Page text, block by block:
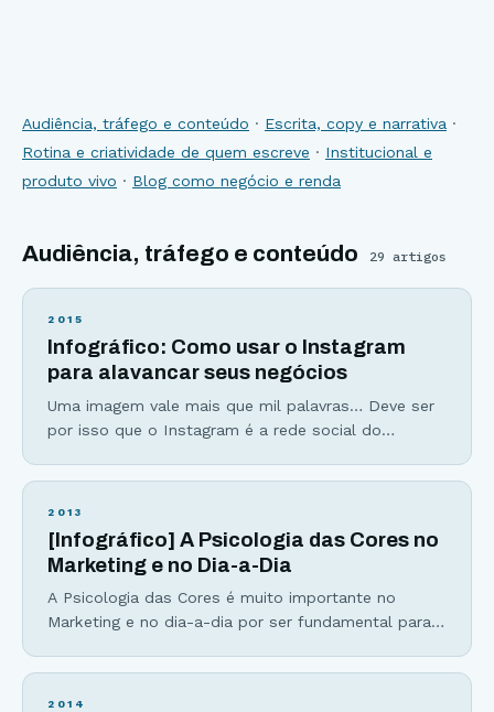
Audiência, tráfego e conteúdo · Escrita, copy e narrativa ·
Rotina e criatividade de quem escreve · Institucional e
produto vivo · Blog como negócio e renda
Audiência, tráfego e conteúdo 29 artigos
2015
Infográfico: Como usar o Instagram
para alavancar seus negócios
Uma imagem vale mais que mil palavras… Deve ser
por isso que o Instagram é a rede social do
completou 4 anos e, desde de seu lançamento, os
a rede social de fotos estreou na App
2013
[Infográfico] A Psicologia das Cores no
Marketing e no Dia-a-Dia
A Psicologia das Cores é muito importante no
Marketing e no dia-a-dia por ser fundamental para
podemos usar uma determinada cor para nosso
2014